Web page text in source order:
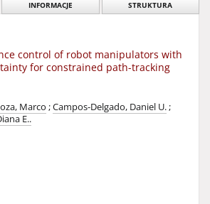
INFORMACJE STRUKTURA
control of robot manipulators with
for constrained path-tracking
Marco ;Campos-Delgado, Daniel U.;
E..